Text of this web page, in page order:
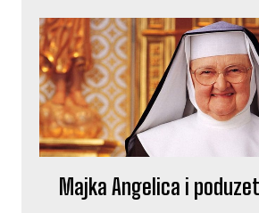
Majka Angelica i